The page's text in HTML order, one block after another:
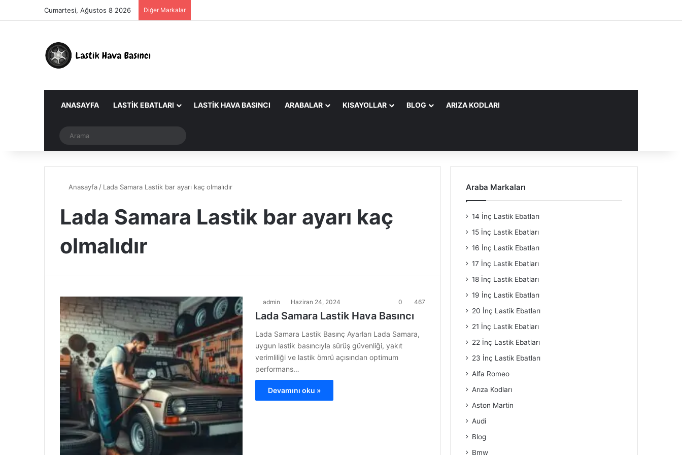
Cumartesi, Ağustos 8 2026 Diğer Markalar
ANASAYFA LASTIK EBATLARI LASTIK HAVA BASINCI ARABALAR KISAYOLLAR BLOG ARIZA KODLARI
Dış görünümü değiştir
Anasayfa / Lada Samara Lastik bar ayarı kaç olmalıdır
Lada Samara Lastik bar ayarı kaç
olmalıdır
admin Haziran 24, 2024 0 467
Lada Samara Lastik Hava Basıncı
Lada Samara Lastik Basınç Ayarları Lada Samara,
uygun lastik basıncıyla sürüş güvenliği, yakıt
verimliliği ve lastik ömrü açısından optimum
performans…
Devamını oku »
Araba Markaları
14 İnç Lastik Ebatları
15 İnç Lastik Ebatları
16 İnç Lastik Ebatları
17 İnç Lastik Ebatları
18 İnç Lastik Ebatları
19 İnç Lastik Ebatları
20 İnç Lastik Ebatları
21 İnç Lastik Ebatları
22 İnç Lastik Ebatları
23 İnç Lastik Ebatları
Alfa Romeo
Arıza Kodları
Aston Martin
Audi
Blog
Bmw